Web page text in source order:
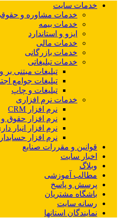
خدمات سایت
خدمات مشاوره و حقوقی
خدمات بیمه
ایزو و استاندارد
خدمات مالی
خدمات بازرگانی
خدمات تبلیغاتی
تبلیغات مبتنی بر وب
تبلیغات جوامع اجتماعی
تبلیغات و چاپ
خدمات نرم افزاری
نرم افزار CRM
نرم افزار حقوق و
نرم افزار انبار داری
نرم افزار حسابداری
قوانین و مقررات صنایع
اخبار سایت
وبلاگ
مطالب آموزشی
پرسش و پاسخ
باشگاه مشتریان
رسانه سایت
نمایندگان استانها